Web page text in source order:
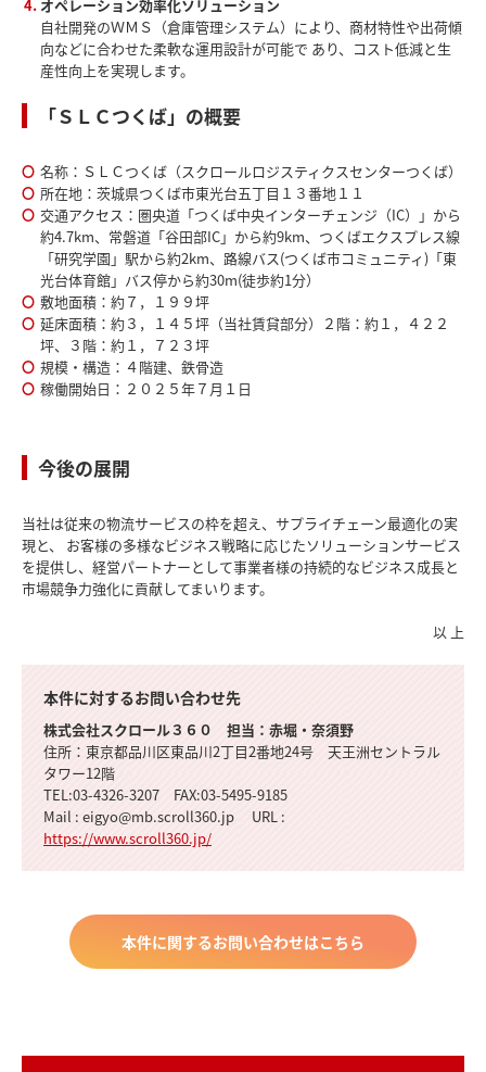
オペレーション効率化ソリューション
自社開発のＷＭＳ（倉庫管理システム）により、商材特性や出荷傾
向などに合わせた柔軟な運用設計が可能で あり、コスト低減と生
産性向上を実現します。
「ＳＬＣつくば」の概要
名称：ＳＬＣつくば（スクロールロジスティクスセンターつくば）
所在地：茨城県つくば市東光台五丁目１３番地１１
交通アクセス：圏央道「つくば中央インターチェンジ（IC）」から
約4.7km、常磐道「谷田部IC」から約9km、つくばエクスプレス線
「研究学園」駅から約2km、路線バス(つくば市コミュニティ)「東
光台体育館」バス停から約30m(徒歩約1分）
敷地面積：約７，１９９坪
延床面積：約３，１４５坪（当社賃貸部分）２階：約１，４２２
坪、３階：約１，７２３坪
規模・構造：４階建、鉄骨造
稼働開始日：２０２５年７月１日
今後の展開
当社は従来の物流サービスの枠を超え、サプライチェーン最適化の実
現と、 お客様の多様なビジネス戦略に応じたソリューションサービス
を提供し、経営パートナーとして事業者様の持続的なビジネス成長と
市場競争力強化に貢献してまいります。
以 上
本件に対するお問い合わせ先
株式会社スクロール３６０ 担当：赤堀・奈須野
住所：東京都品川区東品川2丁目2番地24号 天王洲セントラル
タワー12階
TEL:03-4326-3207 FAX:03-5495-9185
Mail : eigyo@mb.scroll360.jp URL :
https://www.scroll360.jp/
本件に関するお問い合わせはこちら